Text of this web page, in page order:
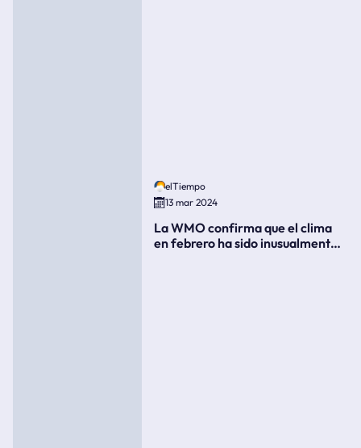
elTiempo
13 mar 2024
La WMO confirma que el clima
en febrero ha sido inusualmente